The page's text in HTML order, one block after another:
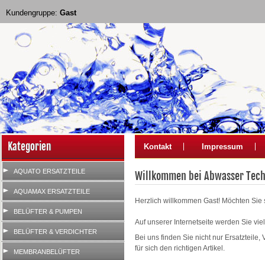
Kundengruppe: Gast
Kategorien
AQUATO ERSATZTEILE
AQUAMAX ERSATZTEILE
BELÜFTER & PUMPEN
BELÜFTER & VERDICHTER
MEMBRANBELÜFTER
Kontakt Impressum
Willkommen bei Abwasser
Herzlich willkommen Gast! Möchten
Auf unserer Internetseite werden Sie
Bei uns finden Sie nicht nur
für sich den richtigen Artikel.